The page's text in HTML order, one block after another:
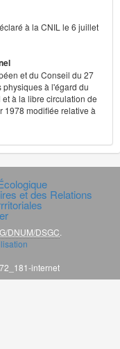
à la CNIL le 6 juillet
et du Conseil du 27
à l'égard du
à la libre circulation de
1978 modifiée relative à
et des Relations
DNUM/DSGC
internet